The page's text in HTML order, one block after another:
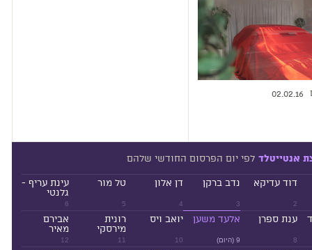
02.02.16
אנטייטלד לפי יום הפרסום החודשי שלהם
2
דוד עדיקא
3
נדב ברקן
4
דן אלון
5
טל מור
6
עינת עריף -
גלנטי
8
ענת ספרן
9 (היום)
אלעד משען
10
יואב ויס
11
רונית
מירסקי
12
אבירם
מאיר